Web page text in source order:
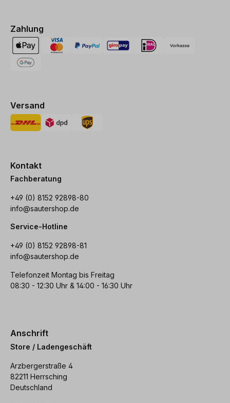
Zahlung
Versand
Kontakt
Fachberatung
+49 (0) 8152 92898-80
info@sautershop.de
Service-Hotline
+49 (0) 8152 92898-81
info@sautershop.de
Telefonzeit Montag bis Freitag
08:30 - 12:30 Uhr & 14:00 - 16:30 Uhr
Anschrift
Store / Ladengeschäft
Arzbergerstraße 4
82211 Herrsching
Deutschland